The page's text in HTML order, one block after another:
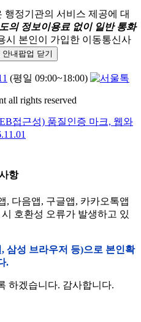
행정기관의 서비스 제공에 대
의 정보이용료 없이 일반 통화
시 본인이 가입한 이동통신사
안내팝업 닫기
(평일 09:00~18:00)
all rights reserved
항
, 다음앱, 구글앱, 카카오톡앱
호환성 오류가 발생하고 있
삼성 브라우저 등)으로 본인확
.
하겠습니다. 감사합니다.